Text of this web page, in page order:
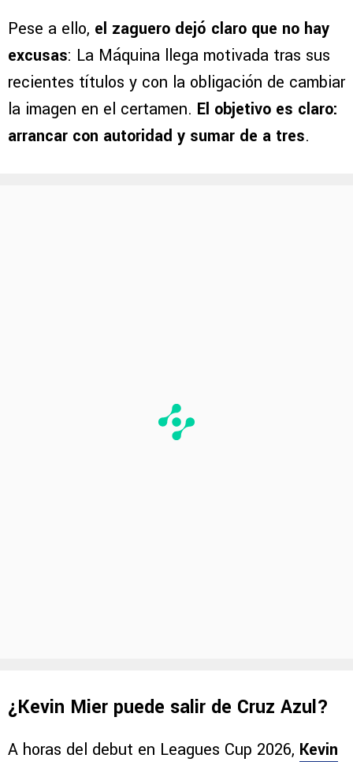
Pese a ello, el zaguero dejó claro que no hay
excusas: La Máquina llega motivada tras sus
recientes títulos y con la obligación de cambiar
la imagen en el certamen. El objetivo es claro:
arrancar con autoridad y sumar de a tres.
¿Kevin Mier puede salir de Cruz Azul?
A horas del debut en Leagues Cup 2026, Kevin